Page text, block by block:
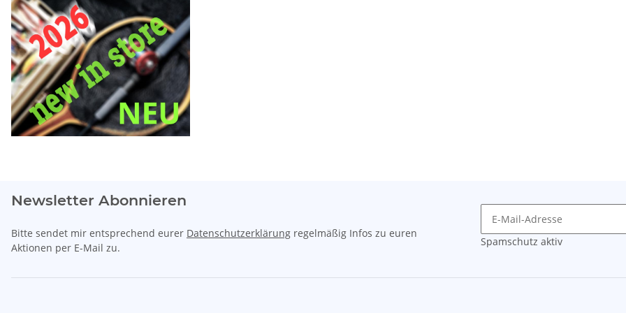
Newsletter Abonnieren
Bitte sendet mir entsprechend eurer Datenschutzerklärung regelmäßig Infos zu euren
Aktionen per E-Mail zu.
Spamschutz aktiv